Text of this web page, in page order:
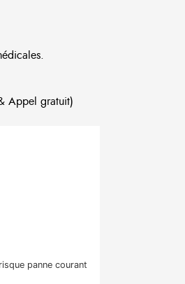
Appel gratuit)
panne courant